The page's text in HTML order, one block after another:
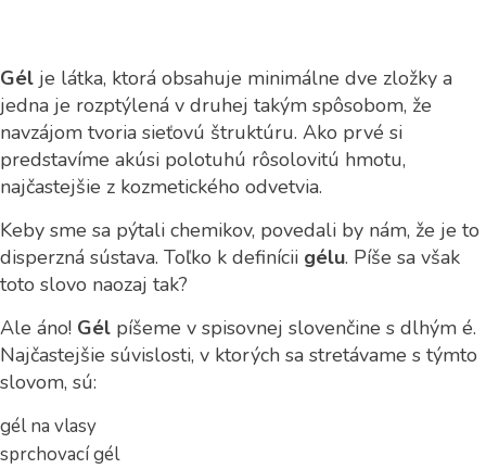
Gél je látka, ktorá obsahuje minimálne dve zložky a
jedna je rozptýlená v druhej takým spôsobom, že
navzájom tvoria sieťovú štruktúru. Ako prvé si
predstavíme akúsi polotuhú rôsolovitú hmotu,
najčastejšie z kozmetického odvetvia.
Keby sme sa pýtali chemikov, povedali by nám, že je to
disperzná sústava. Toľko k definícii gélu. Píše sa však
toto slovo naozaj tak?
Ale áno! Gél píšeme v spisovnej slovenčine s dlhým é.
Najčastejšie súvislosti, v ktorých sa stretávame s týmto
slovom, sú:
gél na vlasy
sprchovací gél